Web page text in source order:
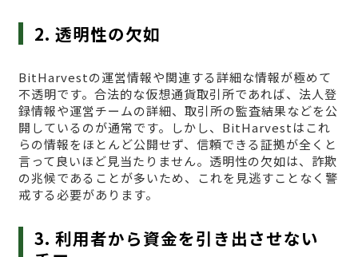
2. 透明性の欠如
BitHarvestの運営情報や関連する詳細な情報が極めて
不透明です。合法的な仮想通貨取引所であれば、法人登
録情報や運営チームの詳細、取引所の監査結果などを公
開しているのが通常です。しかし、BitHarvestはこれ
らの情報をほとんど公開せず、信頼できる証拠が全くと
言って良いほど見当たりません。透明性の欠如は、詐欺
の兆候であることが多いため、これを見逃すことなく警
戒する必要があります。
3. 利用者から資金を引き出させない